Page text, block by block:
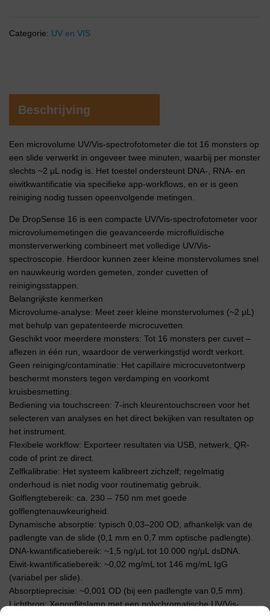
Categorie: UV en VIS
Beschrijving
Een microvolume UV/Vis-spectrofotometer die tot 16 monsters op
een slide verwerkt in ongeveer twee minuten, waarbij per monster
slechts ~2 µL nodig is. Het toestel ondersteunt DNA-, RNA- en
eiwitkwantificatie via specifieke app-workflows, en er is geen
reiniging nodig tussen opeenvolgende metingen.
De DropSense 16 is een compacte UV/Vis-spectrofotometer voor
microvolumemetingen die geavanceerde microfluïdische
monsterverwerking combineert met volledige UV/Vis-
spectroscopie. Hierdoor kunnen zeer kleine monstervolumes snel
en nauwkeurig worden gemeten, zonder cuvetten of
reinigingsstappen.
Belangrijkste kenmerken
Microvolume-analyse: Meet zeer kleine monstervolumes (~2 μL)
met behulp van gepatenteerde microcuvetten.
Geschikt voor meerdere monsters: Tot 16 monsters per cuvet –
aflezen in één run, waardoor de verwerkingstijd wordt verkort.
Geen reiniging/contaminatie: Het capillaire microcuvetontwerp
beschermt monsters tegen verdamping en voorkomt
kruisbesmetting.
Bediening via touchscreen: 7-inch kleurentouchscreen voor het
selecteren van analyses en het direct bekijken van resultaten op
het instrument.
Flexibele workflow: Exporteer resultaten via USB, netwerk, QR-
code of print ze direct.
Zelfkalibratie: Het systeem kalibreert zichzelf; regelmatig
onderhoud is niet nodig voor routinematig gebruik.
Golflengtebereik: ca. 230 – 750 nm met goede
golflengtenauwkeurigheid.
Dynamische absorptie: typisch 0,03–200 OD, afhankelijk van de
padlengte van de slide (0,1 mm en 0,7 mm optische padlengte).
DNA-kwantificatiebereik: ~1,5 ng/μL tot 10.000 ng/μL dsDNA.
Eiwit-kwantificatiebereik: ~0,02 mg/mL tot 146 mg/mL IgG
(variabel per slide).
Absorptieprecisie: ~0,001 OD (bij een padlengte van 0,5 mm).
Lichtbron: Xenonflitslamp met een polychromatische UV/Vis-